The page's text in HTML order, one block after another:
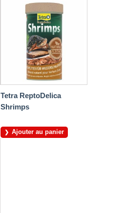
Tetra ReptoDelica
Shrimps
Ajouter au panier